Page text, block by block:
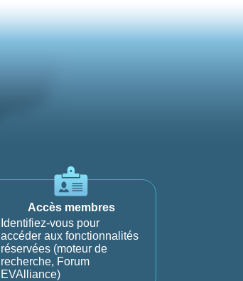
Accès membres
Identifiez-vous pour
accéder aux fonctionnalités
réservées (moteur de
recherche, Forum
EVAlliance)